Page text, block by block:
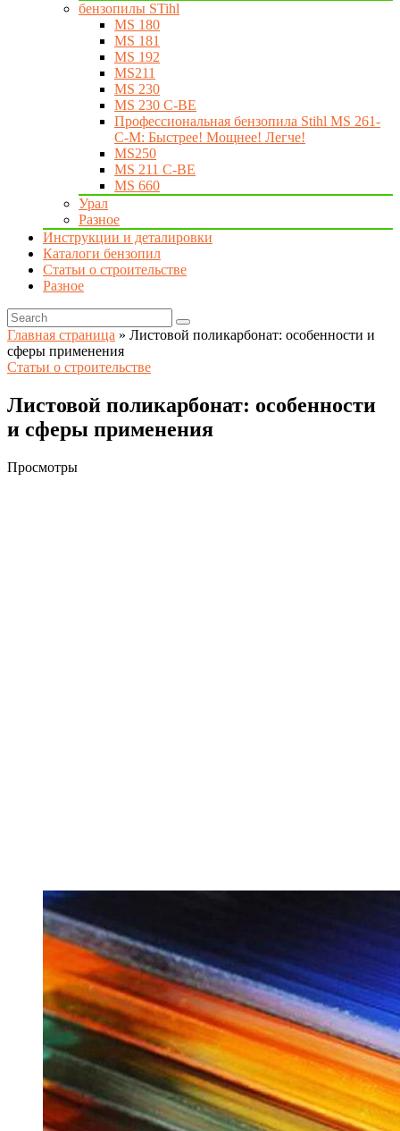
бензопилы STihl
MS 180
MS 181
MS 192
MS211
MS 230
MS 230 C-BE
Профессиональная бензопила Stihl MS 261-
C-M: Быстрее! Мощнее! Легче!
MS250
MS 211 C-BE
MS 660
Урал
Разное
Инструкции и деталировки
Каталоги бензопил
Статьи о строительстве
Разное
Главная страница » Листовой поликарбонат: особенности и
сферы применения
Статьи о строительстве
Листовой поликарбонат: особенности
и сферы применения
Просмотры